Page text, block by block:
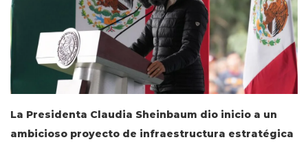
La Presidenta Claudia Sheinbaum dio inicio a un
ambicioso proyecto de infraestructura estratégica